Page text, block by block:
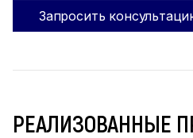
Запросить
РЕАЛИЗОВАННЫЕ